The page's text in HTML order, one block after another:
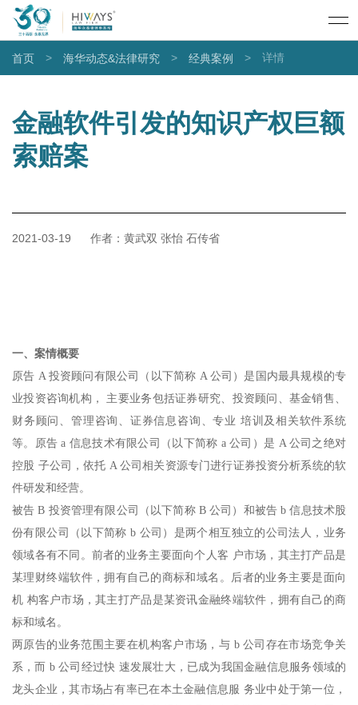
首页 > 海华动态&法律研究 > 经典案例 > 详情
金融软件引发的知识产权巨额
索赔案
2021-03-19 作者：黄武双 张怡 石传省
一、案情概要
原告 A 投资顾问有限公司（以下简称 A 公司）是国内最具规模的专
业投资咨询机构， 主要业务包括证券研究、投资顾问、基金销售、
财务顾问、管理咨询、证券信息咨询、专业 培训及相关软件系统
等。原告 a 信息技术有限公司（以下简称 a 公司）是 A 公司之绝对
控股 子公司，依托 A 公司相关资源专门进行证券投资分析系统的软
件研发和经营。
被告 B 投资管理有限公司（以下简称 B 公司）和被告 b 信息技术股
份有限公司（以下简称 b 公司）是两个相互独立的公司法人，业务
领域各有不同。前者的业务主要面向个人客 户市场，其主打产品是
某理财终端软件，拥有自己的商标和域名。后者的业务主要是面向
机 构客户市场，其主打产品是某资讯金融终端软件，拥有自己的商
标和域名。
两原告的业务范围主要在机构客户市场，与 b 公司存在市场竞争关
系，而 b 公司经过快 速发展壮大，已成为我国金融信息服务领域的
龙头企业，其市场占有率已在本土金融信息服 务业中处于第一位，